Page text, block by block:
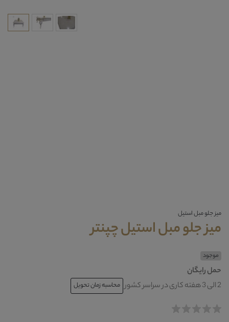
میز جلو مبل استیل
میز جلو مبل استیل چپنتر
موجود
حمل رایگان
2 الی 3 هفته کاری در سراسر کشور
محاسبه زمان تحویل